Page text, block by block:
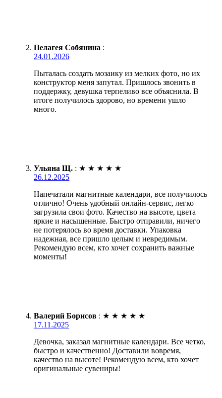
Пелагея Собянина :
24.01.2026
Пыталась создать мозаику из мелких фото, но их
конструктор меня запутал. Пришлось звонить в
поддержку, девушка терпеливо все объяснила. В
итоге получилось здорово, но времени ушло
много.
Ульяна Щ. : ★ ★ ★ ★ ★
26.12.2025
Напечатали магнитные календари, все получилось
отлично! Очень удобный онлайн-сервис, легко
загрузила свои фото. Качество на высоте, цвета
яркие и насыщенные. Быстро отправили, ничего
не потерялось во время доставки. Упаковка
надежная, все пришло целым и невредимым.
Рекомендую всем, кто хочет сохранить важные
моменты!
Валерий Борисов : ★ ★ ★ ★ ★
17.11.2025
Девочка, заказал магнитные календари. Все четко,
быстро и качественно! Доставили вовремя,
качество на высоте! Рекомендую всем, кто хочет
оригинальные сувениры!